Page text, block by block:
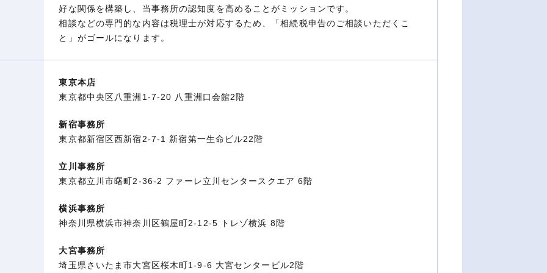
好な関係を構築し、当事務所の認知度を高めることがミッションです。
相談などの専門的な内容は税理士が対応するため、「相続税申告のご相談いただくこ
と」がゴールになります。
東京本店
東京都中央区八重洲1-7-20 八重洲口会館2階
新宿事務所
東京都新宿区西新宿2-7-1 新宿第一生命ビル22階
立川事務所
東京都立川市曙町2-36-2 ファーレ立川センタースクエア 6階
横浜事務所
神奈川県横浜市神奈川区鶴屋町2-12-5 トレゾ横浜 8階
大宮事務所
埼玉県さいたま市大宮区桜木町1-9-6 大宮センタービル2階